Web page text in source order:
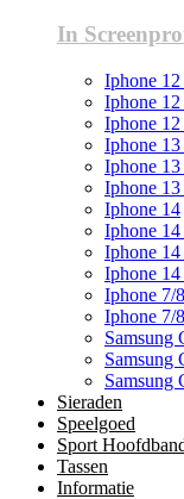
In
Iphone
Iphone
Iphone
Iphone
Iphone
Iphone
Iphone 14
Iphone 14
Iphone 14
Iphone
Iphone 7/
Iphone 7/
Samsung
Samsung
Samsung
Sieraden
Speelgoed
Sport
Tassen
Informatie